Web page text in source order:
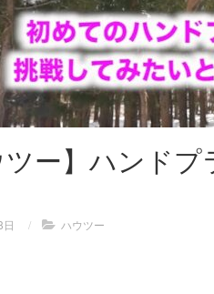
ツー】ハンド
/ ハウツー